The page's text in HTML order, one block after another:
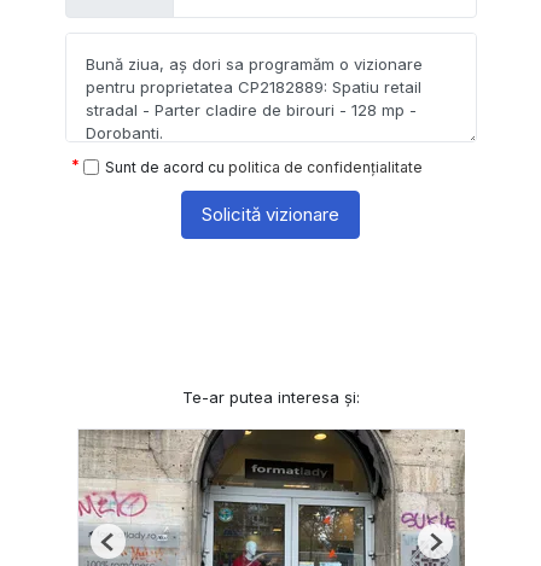
Sunt de acord cu politica de confidențialitate
Solicită vizionare
Te-ar putea interesa și:
Previous Next